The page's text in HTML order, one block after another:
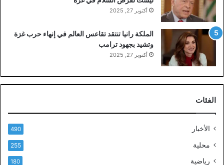
أكتوبر 27, 2025
الملكة رانيا تنتقد تقاعس العالم في إنهاء حرب غزة
وتشيد بجهود ترامب
أكتوبر 27, 2025
الفئات
الأخبار 490
محلية 255
رياضية 180